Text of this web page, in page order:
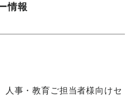
情報
事・教育ご担当者様向けセ